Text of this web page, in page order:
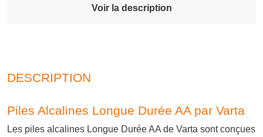
Voir la description
DESCRIPTION
Piles Alcalines Longue Durée AA par Varta
Les piles alcalines Longue Durée AA de Varta sont conçues